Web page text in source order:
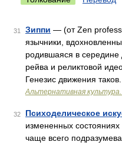
31 Зиппи — (от Zen
язычники,
родившаяся в середине
рейва и реликтовой
Генезис движения
Альтернативная
32 Психоделическое
измененных
чаще всего